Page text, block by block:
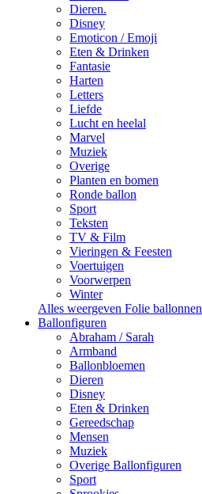
Dieren.
Disney
Emoticon / Emoji
Eten & Drinken
Fantasie
Harten
Letters
Liefde
Lucht en heelal
Marvel
Muziek
Overige
Planten en bomen
Ronde ballon
Sport
Teksten
TV & Film
Vieringen & Feesten
Voertuigen
Voorwerpen
Winter
Alles weergeven Folie ballonnen
Ballonfiguren
Abraham / Sarah
Armband
Ballonbloemen
Dieren
Disney
Eten & Drinken
Gereedschap
Mensen
Muziek
Overige Ballonfiguren
Sport